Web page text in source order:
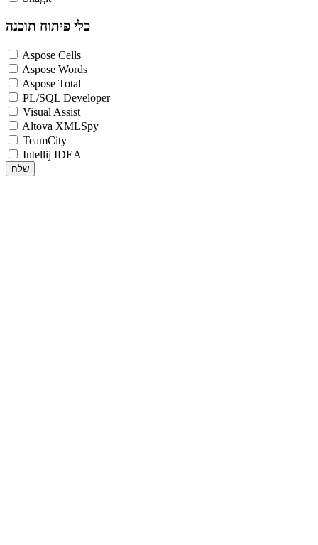
כלי פיתוח תוכנה
Aspose Cells
Aspose Words
Aspose Total
PL/SQL Developer
Visual Assist
Altova XMLSpy
TeamCity
Intellij IDEA